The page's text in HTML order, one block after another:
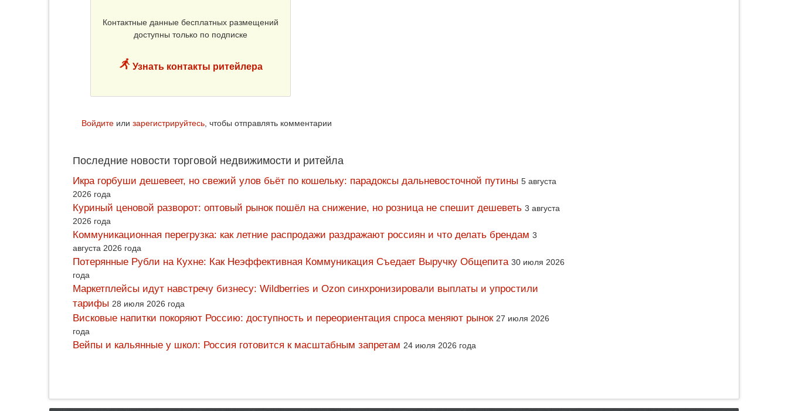
Контактные данные бесплатных размещений
доступны только по подписке
Узнать контакты ритейлера
Войдите или зарегистрируйтесь, чтобы отправлять комментарии
Последние новости торговой недвижимости и ритейла
Икра горбуши дешевеет, но свежий улов бьёт по кошельку: парадоксы дальневосточной путины 5 августа
2026 года
Куриный ценовой разворот: оптовый рынок пошёл на снижение, но розница не спешит дешеветь 3 августа
2026 года
Коммуникационная перегрузка: как летние распродажи раздражают россиян и что делать брендам 3
августа 2026 года
Потерянные Рубли на Кухне: Как Неэффективная Коммуникация Съедает Выручку Общепита 30 июля 2026
года
Маркетплейсы идут навстречу бизнесу: Wildberries и Ozon синхронизировали выплаты и упростили
тарифы 28 июля 2026 года
Висковые напитки покоряют Россию: доступность и переориентация спроса меняют рынок 27 июля 2026
года
Вейпы и кальянные у школ: Россия готовится к масштабным запретам 24 июля 2026 года